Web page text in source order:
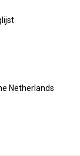
Netherlands